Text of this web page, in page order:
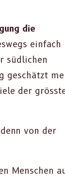
die
ein­fach
südlichen
geschätzt
der
von der
Men­schen